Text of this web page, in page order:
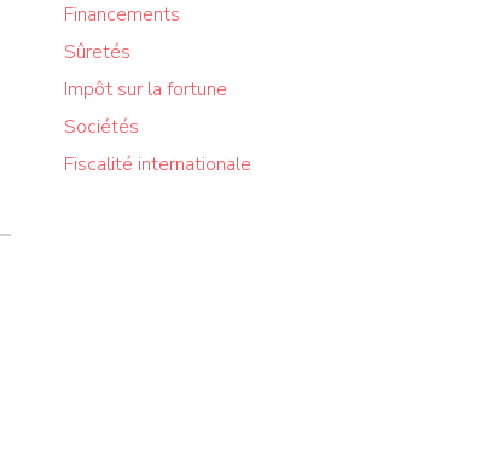
Financements
Sûretés
Impôt sur la fortune
Sociétés
Fiscalité internationale